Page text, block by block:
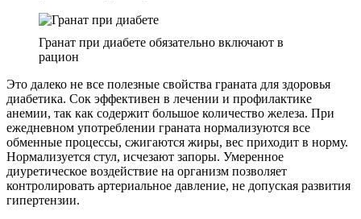
Гранат при диабете обязательно включают в
рацион
Это далеко не все полезные свойства граната для здоровья
диабетика. Сок эффективен в лечении и профилактике
анемии, так как содержит большое количество железа. При
ежедневном употреблении граната нормализуются все
обменные процессы, сжигаются жиры, вес приходит в норму.
Нормализуется стул, исчезают запоры. Умеренное
диуретическое воздействие на организм позволяет
контролировать артериальное давление, не допуская развития
гипертензии.